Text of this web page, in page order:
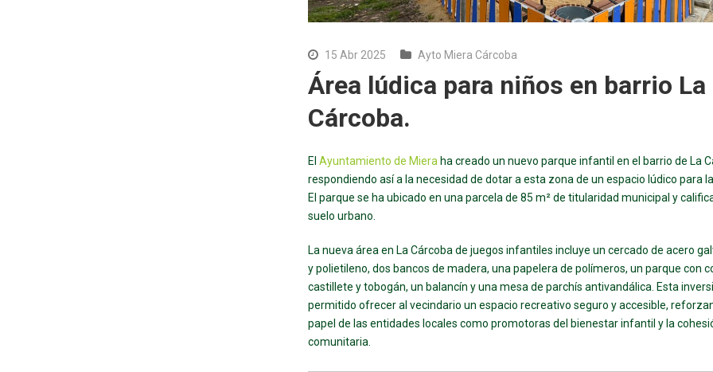
15 Abr 2025 Ayto Miera Cárcoba
Área lúdica para niños en barrio La
Cárcoba.
El Ayuntamiento de Miera ha creado un nuevo parque infantil en el barrio de La
respondiendo así a la necesidad de dotar a esta zona de un espacio lúdico para
El parque se ha ubicado en una parcela de 85 m² de titularidad municipal y
suelo urbano.
La nueva área en La Cárcoba de juegos infantiles incluye un cercado de acero
y polietileno, dos bancos de madera, una papelera de polímeros, un parque con
castillete y tobogán, un balancín y una mesa de parchís antivandálica. Esta
permitido ofrecer al vecindario un espacio recreativo seguro y accesible,
papel de las entidades locales como promotoras del bienestar infantil y la
comunitaria.